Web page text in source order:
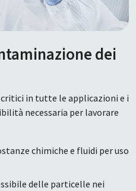
dei
in tutte le applicazioni e i
necessaria per lavorare
chimiche e fluidi per uso
delle particelle nei